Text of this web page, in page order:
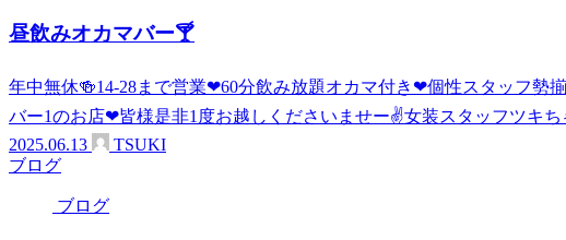
昼飲みオカマバー🍸
年中無休🍻14-28まで営業❤60分飲み放題オカマ付き❤個性スタッフ勢
バー1のお店❤皆様是非1度お越しくださいませー✌女装スタッフツキち
2025.06.13
TSUKI
ブログ
ブログ